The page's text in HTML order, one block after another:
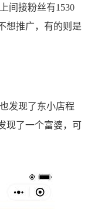
间接粉丝有1530
想推广，有的则是
发现了东小店程
现了一个富婆，可